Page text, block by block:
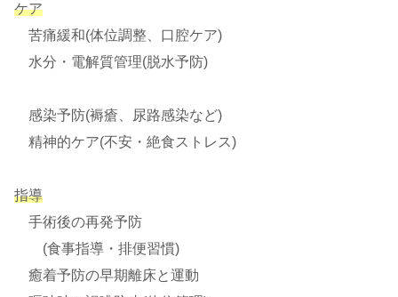
ケア
苦痛緩和(体位調整、口腔ケア)
水分・電解質管理(脱水予防)
感染予防(褥瘡、尿路感染など)
精神的ケア(不安・絶食ストレス)
指導
手術後の再発予防
(食事指導・排便習慣)
癒着予防の早期離床と運動